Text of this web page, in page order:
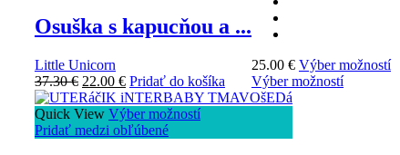
Osuška s kapucňou a ...
Little Unicorn
37.30€ 22.00 € Pridať do košíka
25.00 € Výber možností
Výber možností
Quick View Výber možností
Pridať medzi obľúbené